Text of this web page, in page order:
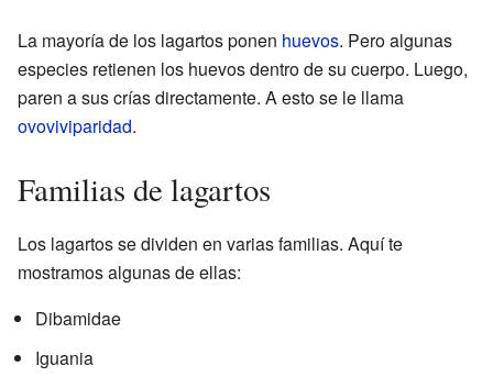
La mayoría de los lagartos ponen huevos. Pero algunas
especies retienen los huevos dentro de su cuerpo. Luego,
paren a sus crías directamente. A esto se le llama
ovoviviparidad.
Familias de lagartos
Los lagartos se dividen en varias familias. Aquí te
mostramos algunas de ellas:
Dibamidae
Iguania